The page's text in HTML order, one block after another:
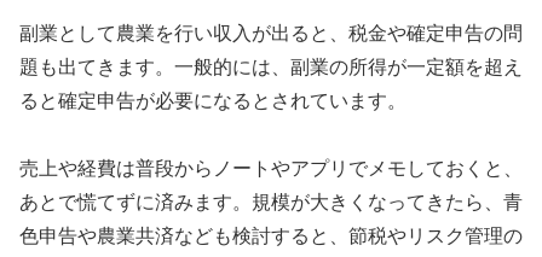
副業として農業を行い収入が出ると、税金や確定申告の問
題も出てきます。一般的には、副業の所得が一定額を超え
ると確定申告が必要になるとされています。
売上や経費は普段からノートやアプリでメモしておくと、
あとで慌てずに済みます。規模が大きくなってきたら、青
色申告や農業共済なども検討すると、節税やリスク管理の